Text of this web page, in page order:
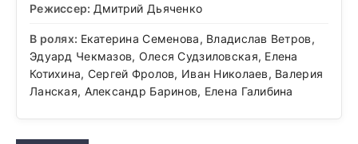
Режиссер: Дмитрий Дьяченко
В ролях: Екатерина Семенова, Владислав Ветров,
Эдуард Чекмазов, Олеся Судзиловская, Елена
Котихина, Сергей Фролов, Иван Николаев, Валерия
Ланская, Александр Баринов, Елена Галибина